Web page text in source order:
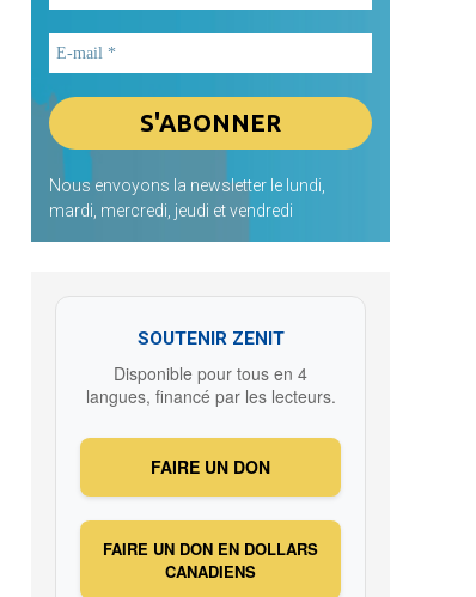
Nous envoyons la newsletter le lundi,
mardi, mercredi, jeudi et vendredi
SOUTENIR ZENIT
Disponible pour tous en 4
langues, financé par les lecteurs.
FAIRE UN DON
FAIRE UN DON EN DOLLARS
CANADIENS